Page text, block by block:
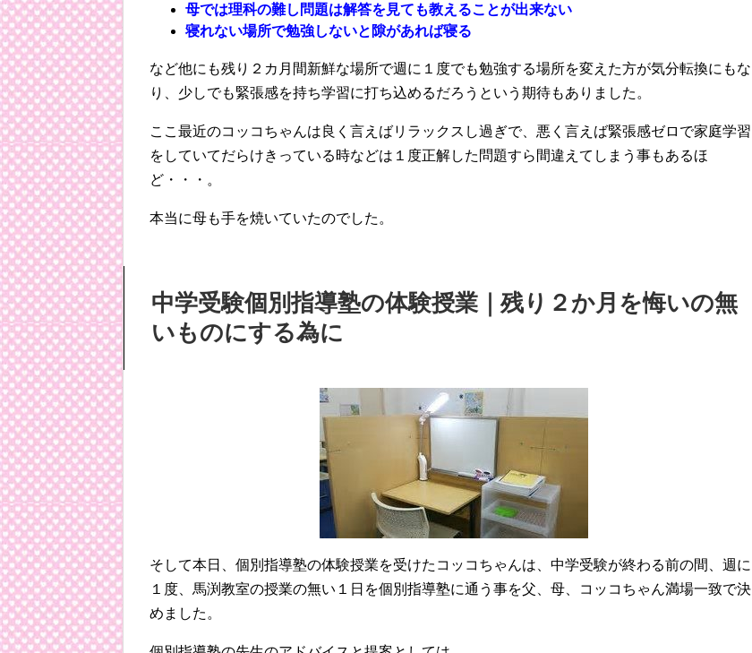
母では理科の難し問題は解答を見ても教えることが出来ない
寝れない場所で勉強しないと隙があれば寝る
など他にも残り２カ月間新鮮な場所で週に１度でも勉強する場所を変えた方が気分転換にもな
り、少しでも緊張感を持ち学習に打ち込めるだろうという期待もありました。
ここ最近のコッコちゃんは良く言えばリラックスし過ぎで、悪く言えば緊張感ゼロで家庭学習
をしていてだらけきっている時などは１度正解した問題すら間違えてしまう事もあるほ
ど・・・。
本当に母も手を焼いていたのでした。
中学受験個別指導塾の体験授業｜残り２か月を悔いの無
いものにする為に
そして本日、個別指導塾の体験授業を受けたコッコちゃんは、中学受験が終わる前の間、週に
１度、馬渕教室の授業の無い１日を個別指導塾に通う事を父、母、コッコちゃん満場一致で決
めました。